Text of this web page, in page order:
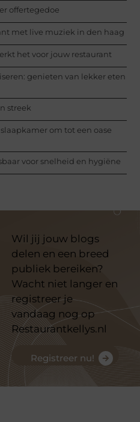
offertegedoe
met live muziek in den haag
het voor jouw restaurant
genieten van lekker eten
streek
om tot een oase
voor snelheid en hygiëne
Wil jij jouw blogs
delen en een breed
publiek bereiken?
Wacht niet langer en
registreer je
vandaag nog op
Restaurantkellys.nl
Registreer nu!